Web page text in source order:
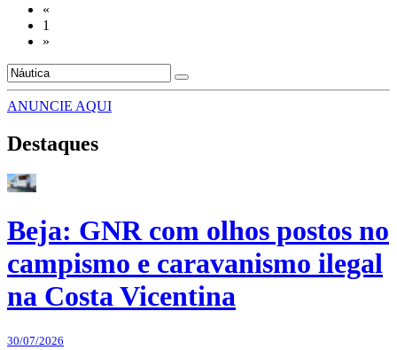
«
1
»
ANUNCIE AQUI
Destaques
Beja: GNR com olhos postos no
campismo e caravanismo ilegal
na Costa Vicentina
30/07/2026